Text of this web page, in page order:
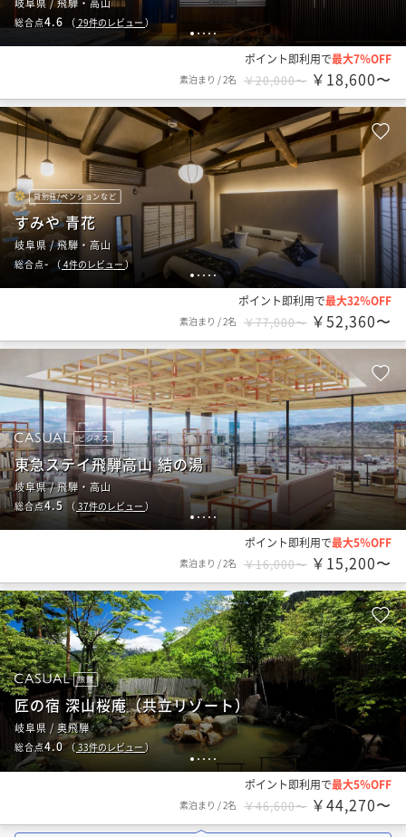
12345
総合点4.6 （ 29件のレビュー ）
ポイント即利用で最大7％OFF
素泊まり /2名 ￥20,000〜 ￥18,600〜
1 2 3 45
貸別荘/ペンションなど
すみや 青花
岐阜県 / 飛騨・高山
総合点- （ 4件のレビュー）
ポイント即利用で最大32％OFF
素泊まり /2名 ￥77,000〜 ￥52,360〜
123 4 5
ビジネス
東急ステイ飛騨高山 結の湯
岐阜県 / 飛騨・高山
総合点4.5 （ 37件のレビュー ）
ポイント即利用で最大5％OFF
素泊まり /2名 ￥16,000〜 ￥15,200〜
1 2 3 4 5
旅館
匠の宿 深山桜庵（共立リゾート）
岐阜県 / 奥飛騨
総合点4.0（33件のレビュー）
ポイント即利用で最大5％OFF
素泊まり /2名 ￥46,600〜 ￥44,270〜